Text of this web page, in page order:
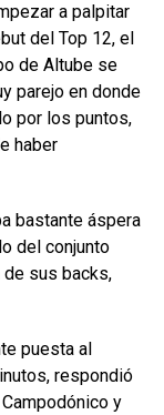
a palpitar
del Top 12, el
de Altube se
parejo en donde
por los puntos,
haber
bastante áspera
del conjunto
de sus backs,
puesta al
respondió
y